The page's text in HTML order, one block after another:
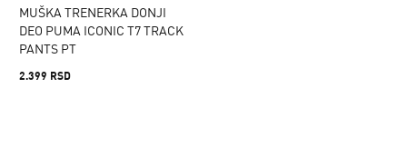
MUŠKA TRENERKA DONJI
DEO PUMA ICONIC T7 TRACK
PANTS PT
2.399 RSD